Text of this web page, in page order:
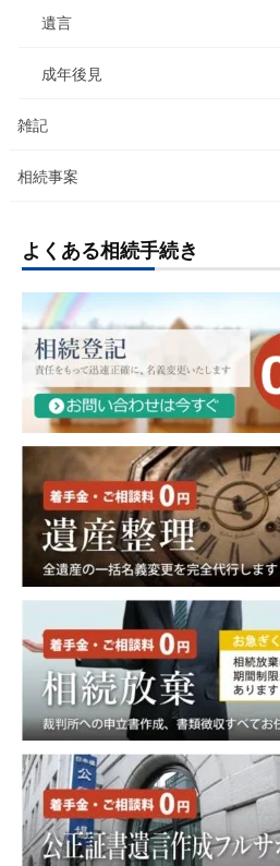
遺言
成年後見
雑記
相続事案
よくある相続手続き